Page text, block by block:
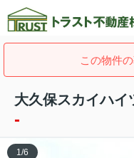
この物件
大久保スカイハイ
-
1/6